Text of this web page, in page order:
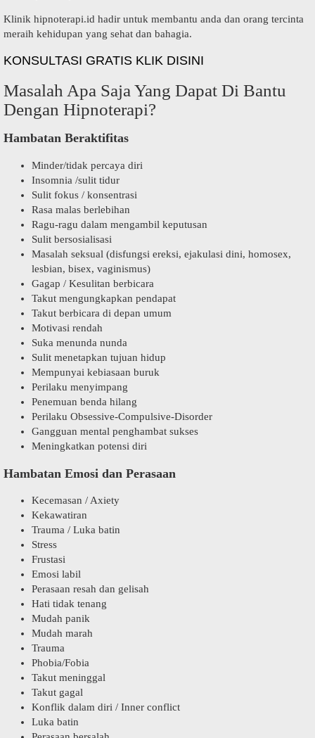
Klinik hipnoterapi.id hadir untuk membantu anda dan orang tercinta
meraih kehidupan yang sehat dan bahagia.
KONSULTASI GRATIS KLIK DISINI
Masalah Apa Saja Yang Dapat Di Bantu
Dengan Hipnoterapi?
Hambatan Beraktifitas
Minder/tidak percaya diri
Insomnia /sulit tidur
Sulit fokus / konsentrasi
Rasa malas berlebihan
Ragu-ragu dalam mengambil keputusan
Sulit bersosialisasi
Masalah seksual (disfungsi ereksi, ejakulasi dini, homosex,
lesbian, bisex, vaginismus)
Gagap / Kesulitan berbicara
Takut mengungkapkan pendapat
Takut berbicara di depan umum
Motivasi rendah
Suka menunda nunda
Sulit menetapkan tujuan hidup
Mempunyai kebiasaan buruk
Perilaku menyimpang
Penemuan benda hilang
Perilaku Obsessive-Compulsive-Disorder
Gangguan mental penghambat sukses
Meningkatkan potensi diri
Hambatan Emosi dan Perasaan
Kecemasan / Axiety
Kekawatiran
Trauma / Luka batin
Stress
Frustasi
Emosi labil
Perasaan resah dan gelisah
Hati tidak tenang
Mudah panik
Mudah marah
Trauma
Phobia/Fobia
Takut meninggal
Takut gagal
Konflik dalam diri / Inner conflict
Luka batin